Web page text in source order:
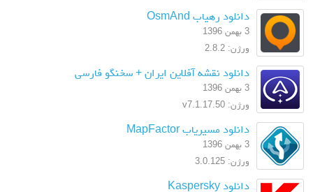
دانلود رهیاب OsmAnd
ورژن: 2.8.2
دانلود نقشه آفلاین ایران + سخنگو فارسی
ورژن: v7.1.17.50
دانلود مسیریاب MapFactor
ورژن: 3.0.125
دانلود Kaspersky